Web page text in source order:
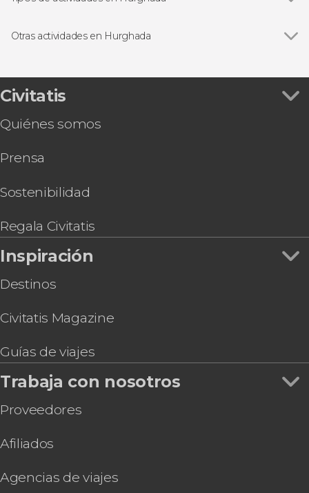
Paseos en barco
Otras actividades en Hurghada
Paseo en catamarán por el Mar Rojo
Nado con delfines en Hurghada
Tour en quad y safari por el desierto
Mar Rojo al completo, 8 días con todo incluido
Paseo a caballo por Hurghada
Civitatis
Quiénes somos
Prensa
Sostenibilidad
Regala Civitatis
Inspiración
Destinos
Civitatis Magazine
Guías de viajes
Trabaja con nosotros
Proveedores
Afiliados
Agencias de viajes